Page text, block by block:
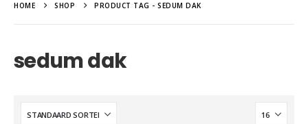
HOME SHOP PRODUCT TAG - SEDUM DAK
sedum dak